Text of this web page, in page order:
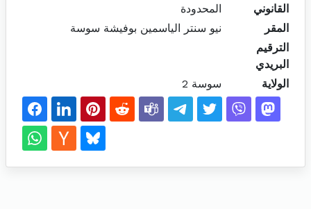
القانوني
المحدودة
المقر
نيو سنتر الياسمين بوفيشة سوسة
الترقيم
البريدي
الولاية
سوسة 2